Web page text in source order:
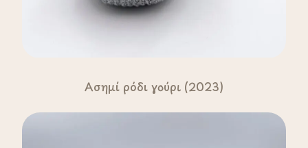
Ασημί ρόδι γούρι (2023)